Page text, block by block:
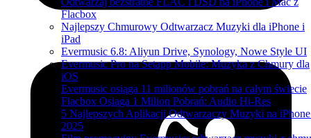
Flacbox
Najlepszy Chmurowy Odtwarzacz Muzyki dla iPhone i
iPad
Evermusic 6.8: Aliyun Drive, Synology, Nowe Style UI
Evermusic Pro na Setapp Mobile: Muzyka z Chmury dla
iOS
Evermusic osiąga 11 milionów pobrań na całym świecie
Flacbox Osiąga 1 Milion Pobrań: Audio Hi-Res
5 Najlepszych Aplikacji Odtwarzaczy Muzyki na
2025